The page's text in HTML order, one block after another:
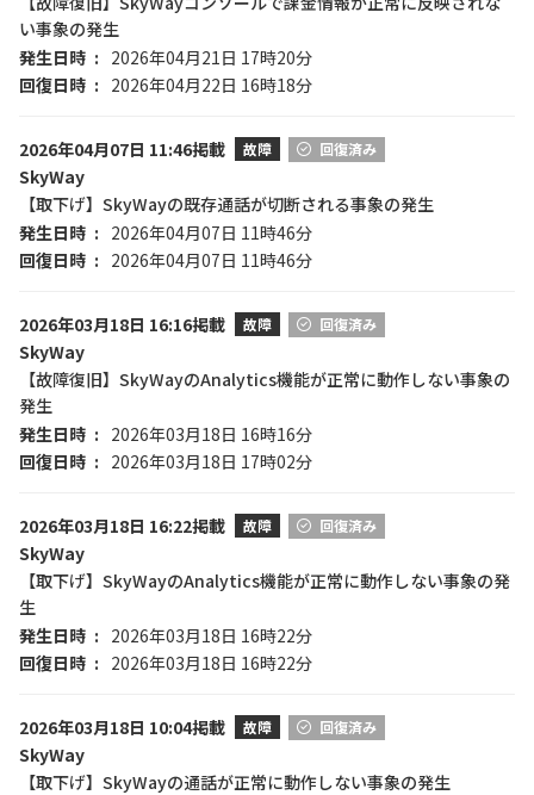
い事象の発生
発生日時
2026年04月21日 17時20分
回復日時
2026年04月22日 16時18分
2026年04月07日 11:46掲載 故障 回復済み
SkyWay
【取下げ】SkyWayの既存通話が切断される事象の発生
発生日時
2026年04月07日 11時46分
回復日時
2026年04月07日 11時46分
2026年03月18日 16:16掲載 故障 回復済み
SkyWay
【故障復旧】SkyWayのAnalytics機能が正常に動作しない事象の
発生
発生日時
2026年03月18日 16時16分
回復日時
2026年03月18日 17時02分
2026年03月18日 16:22掲載 故障 回復済み
SkyWay
【取下げ】SkyWayのAnalytics機能が正常に動作しない事象の発
生
発生日時
2026年03月18日 16時22分
回復日時
2026年03月18日 16時22分
2026年03月18日 10:04掲載 故障 回復済み
SkyWay
【取下げ】SkyWayの通話が正常に動作しない事象の発生